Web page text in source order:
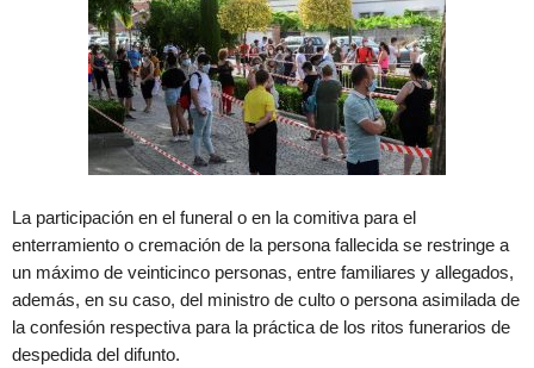
La participación en el funeral o en la comitiva para el
enterramiento o cremación de la persona fallecida se restringe a
un máximo de veinticinco personas, entre familiares y allegados,
además, en su caso, del ministro de culto o persona asimilada de
la confesión respectiva para la práctica de los ritos funerarios de
despedida del difunto.